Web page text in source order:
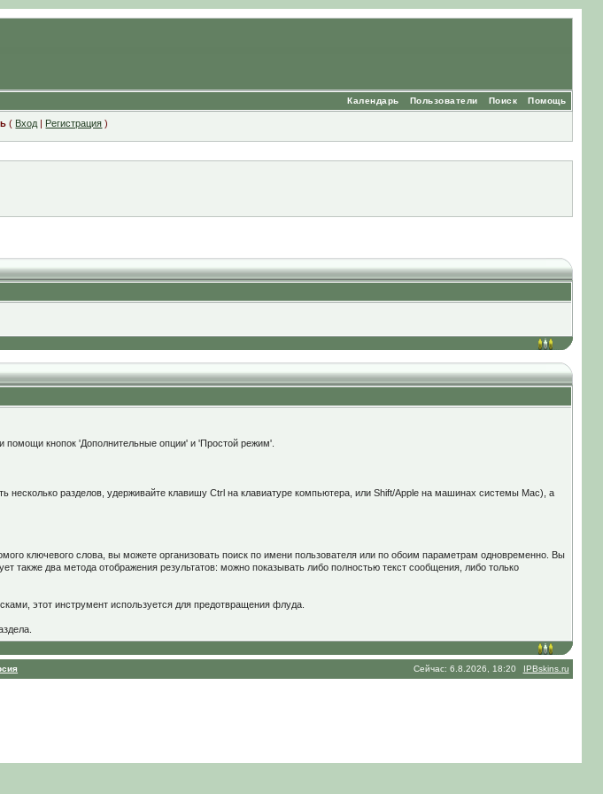
Помощь
Поиск
Пользователи
Календарь
( Вход | Регистрация )
кнопок 'Дополнительные опции' и 'Простой режим'.
разделов, удерживайте клавишу Ctrl на клавиатуре компьютера, или Shift/Apple на машинах системы Mac), а
ключевого слова, вы можете организовать поиск по имени пользователя или по обоим параметрам одновременно. Вы
два метода отображения результатов: можно показывать либо полностью текст сообщения, либо только
этот инструмент используется для предотвращения флуда.
Сейчас: 6.8.2026, 18:20 IPBskins.ru